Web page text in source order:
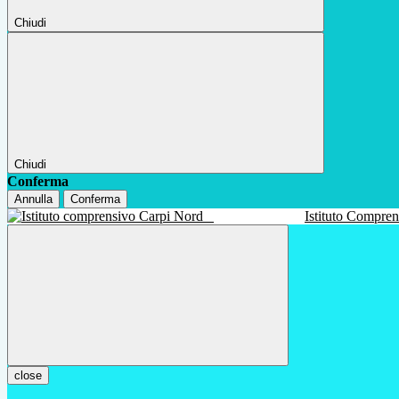
Chiudi
Chiudi
Conferma
Annulla Conferma
Istituto
close